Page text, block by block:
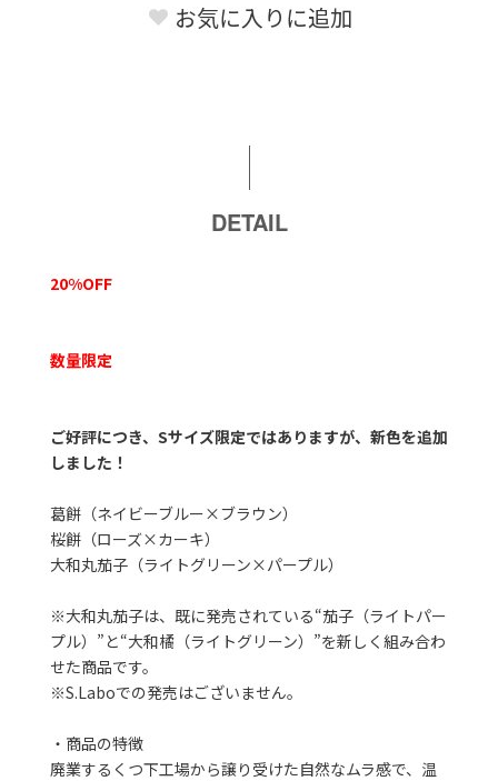
お気に入りに追加
DETAIL
20%OFF
数量限定
ご好評につき、Sサイズ限定ではありますが、新色を追加
しました！
葛餅（ネイビーブルー×ブラウン）
桜餅（ローズ×カーキ）
大和丸茄子（ライトグリーン×パープル）
※大和丸茄子は、既に発売されている“茄子（ライトパー
プル）”と“大和橘（ライトグリーン）”を新しく組み合わ
せた商品です。
※S.Laboでの発売はございません。
・商品の特徴
廃業するくつ下工場から譲り受けた自然なムラ感で、温